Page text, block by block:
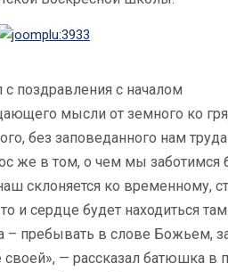
поздравления с началом
мысли от земного ко
без заповеданного нам
же в том, о чем мы заботимся
склоняется ко временному,
и сердце будет находиться
– пребывать в слове Божьем,
— рассказал батюшка в